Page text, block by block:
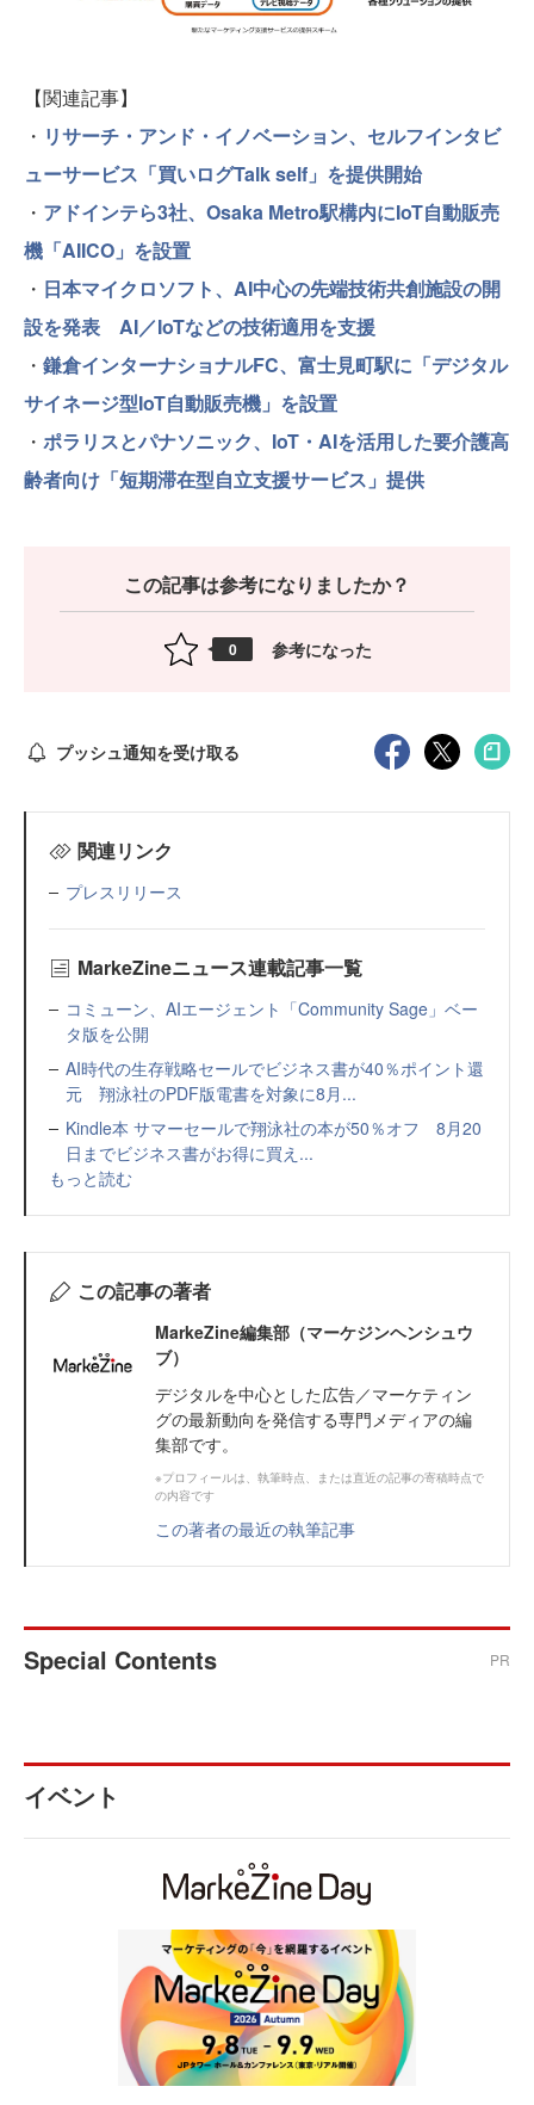
【関連記事】
・ リサーチ・アンド・イノベーション、セルフインタビ
ューサービス「買いログTalk self」を提供開始
・ アドインテら3社、Osaka Metro駅構内にIoT自動販売
機「AIICO」を設置
・ 日本マイクロソフト、AI中心の先端技術共創施設の開
設を発表 AI／IoTなどの技術適用を支援
・ 鎌倉インターナショナルFC、富士見町駅に「デジタル
サイネージ型IoT自動販売機」を設置
・ ポラリスとパナソニック、IoT・AIを活用した要介護高
齢者向け「短期滞在型自立支援サービス」提供
この記事は参考になりましたか？
0 参考になった
プッシュ通知を受け取る
関連リンク
プレスリリース
MarkeZineニュース連載記事一覧
コミューン、AIエージェント「Community Sage」ベー
タ版を公開
AI時代の生存戦略セールでビジネス書が40％ポイント還
元 翔泳社のPDF版電書を対象に8月...
Kindle本 サマーセールで翔泳社の本が50％オフ 8月20
日までビジネス書がお得に買え...
もっと読む
この記事の著者
MarkeZine編集部（マーケジンヘンシュウ
ブ）
デジタルを中心とした広告／マーケティン
グの最新動向を発信する専門メディアの編
集部です。
※プロフィールは、執筆時点、または直近の記事の寄稿時点で
の内容です
この著者の最近の執筆記事
Special Contents PR
イベント